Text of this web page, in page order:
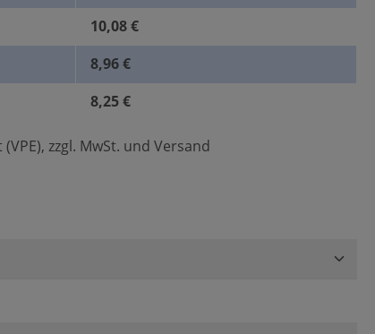
10,08 €
8,96 €
8,25 €
zzgl. MwSt. und Versand